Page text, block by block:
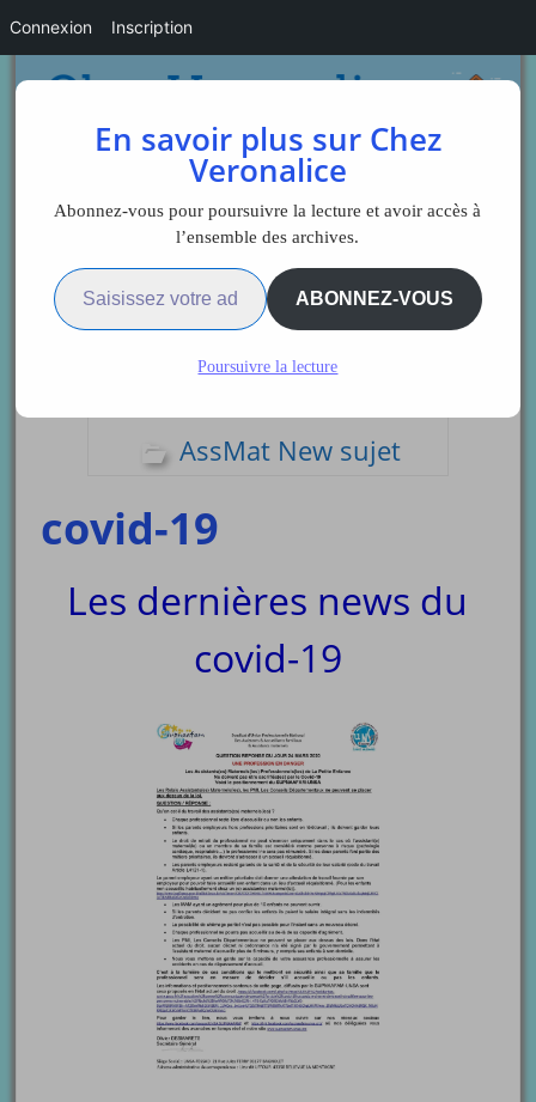
Sidebar
AssMat New sujet
covid-19
Les dernières news du
covid-19
En savoir plus sur Chez
Veronalice
Abonnez-vous pour poursuivre la lecture et avoir accès à
l’ensemble des archives.
Saisissez votre adresse e-mail…
ABONNEZ-VOUS
Poursuivre la lecture
Connexion Inscription